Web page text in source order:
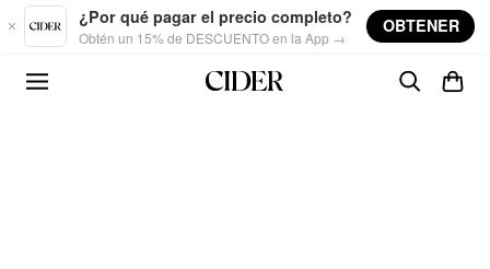
Skip to main content
¿Por qué pagar el precio completo?
Obtén un 15% de DESCUENTO en la App →
OBTENER